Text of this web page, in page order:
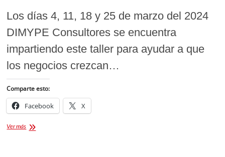
Los días 4, 11, 18 y 25 de marzo del 2024
DIMYPE Consultores se encuentra
impartiendo este taller para ayudar a que
los negocios crezcan…
Comparte esto:
Facebook X
Ver másDIMYPE